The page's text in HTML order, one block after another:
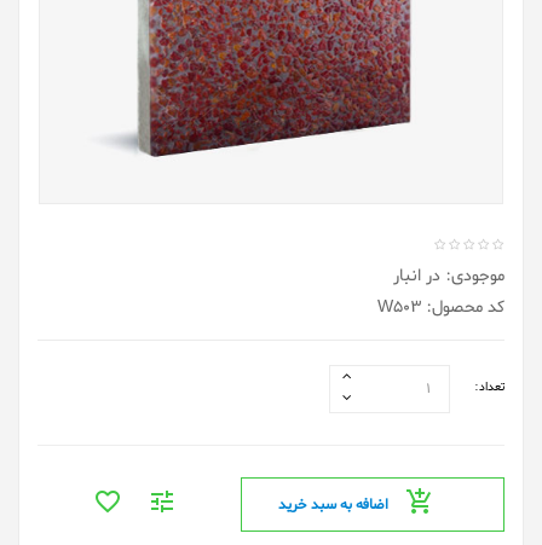
موجودی: در انبار
کد محصول: W503
تعداد:
اضافه به سبد خرید